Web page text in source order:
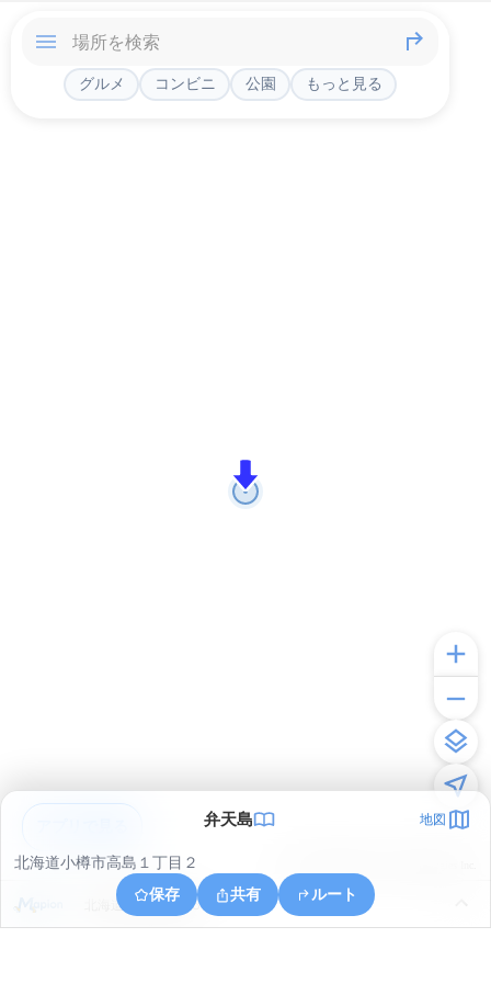
グルメ コンビニ 公園 もっと見る
弁天島 地図
北海道小樽市高島１丁目２
保存
共有 ルート
北海道小樽市築港５